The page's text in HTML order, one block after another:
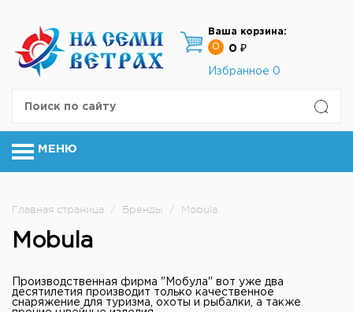
Ваша корзина:
0
0 ₽
Избранное 0
МЕНЮ
Главная страница / Бренды / Mobula
Mobula
Производственная фирма "Мобула" вот уже два
десятилетия производит только качественное
снаряжение для туризма, охоты и рыбалки, а также